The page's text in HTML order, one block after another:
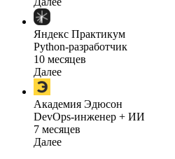
Яндекс Практикум
Python-разработчик
10 месяцев
Далее
Академия Эдюсон
DevOps-инженер + ИИ
7 месяцев
Далее